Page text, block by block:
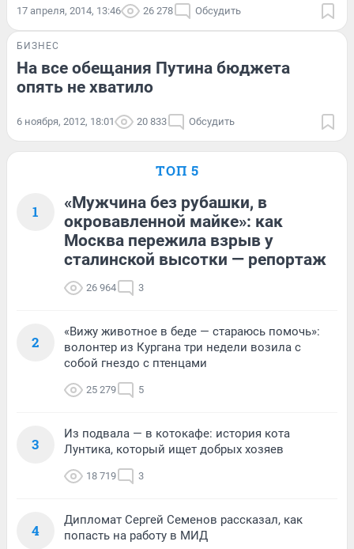
17 апреля, 2014, 13:46 26 278 Обсудить
БИЗНЕС
На все обещания Путина бюджета
опять не хватило
6 ноября, 2012, 18:01 20 833 Обсудить
ТОП 5
1
«Мужчина без рубашки, в
окровавленной майке»: как
Москва пережила взрыв у
сталинской высотки — репортаж
26 964 3
2
«Вижу животное в беде — стараюсь помочь»:
волонтер из Кургана три недели возила с
собой гнездо с птенцами
25 279 5
3
Из подвала — в котокафе: история кота
Лунтика, который ищет добрых хозяев
18 719 3
4
Дипломат Сергей Семенов рассказал, как
попасть на работу в МИД